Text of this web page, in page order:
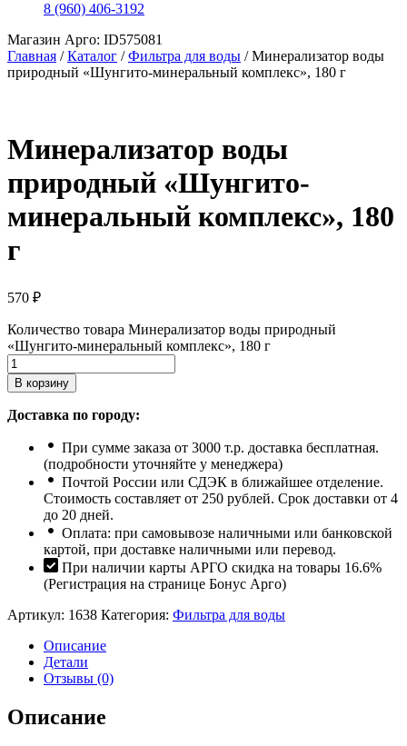
8 (960) 406-3192
Магазин Арго: ID575081
Главная / Каталог / Фильтра для воды / Минерализатор воды
природный «Шунгито-минеральный комплекс», 180 г
Минерализатор воды
природный «Шунгито-
минеральный комплекс», 180
г
570 ₽
Количество товара Минерализатор воды природный
«Шунгито-минеральный комплекс», 180 г
В корзину
Доставка по городу:
При сумме заказа от 3000 т.р. доставка бесплатная.
(подробности уточняйте у менеджера)
Почтой России или СДЭК в ближайшее отделение.
Стоимость составляет от 250 рублей. Срок доставки от 4
до 20 дней.
Оплата: при самовывозе наличными или банковской
картой, при доставке наличными или перевод.
При наличии карты АРГО скидка на товары 16.6%
(Регистрация на странице Бонус Арго)
Артикул: 1638 Категория: Фильтра для воды
Описание
Детали
Отзывы (0)
Описание